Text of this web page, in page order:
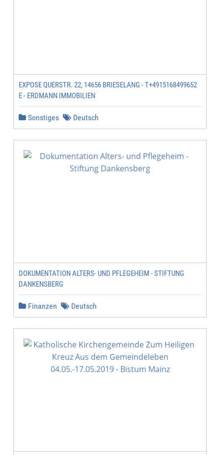
EXPOSE QUERSTR. 22, 14656 BRIESELANG - T+4915168499652
E - ERDMANN IMMOBILIEN
Sonstiges Deutsch
DOKUMENTATION ALTERS- UND PFLEGEHEIM - STIFTUNG
DANKENSBERG
Finanzen Deutsch